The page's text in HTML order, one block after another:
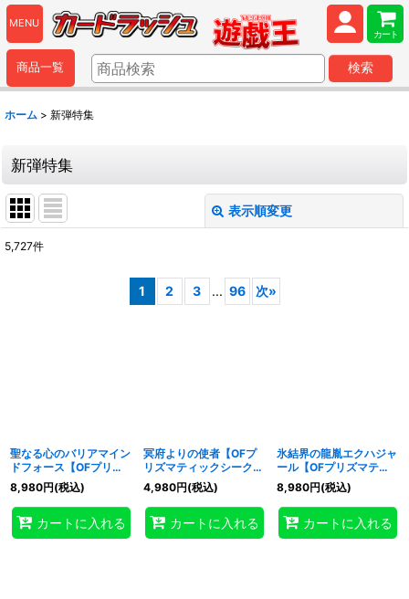
MENU
カート
商品一覧 検索
ホーム > 新弾特集
新弾特集
表示順変更
5,727件
1 2 3 ... 96 次»
聖なる心のバリアマイン
ドフォース【OFプリズ
マティックシークレッ
ト】{UT01-JP002}
《罠》
8,980円(税込)
カートに入れる
冥府よりの使者【OFプ
リズマティックシークレ
ット】{UT01-JP003}
《モンスター》
4,980円(税込)
カートに入れる
氷結界の龍胤エクハジャ
ール【OFプリズマティ
ックシークレット】
{UT01-JP005}《シンク
ロ》
8,980円(税込)
カートに入れる